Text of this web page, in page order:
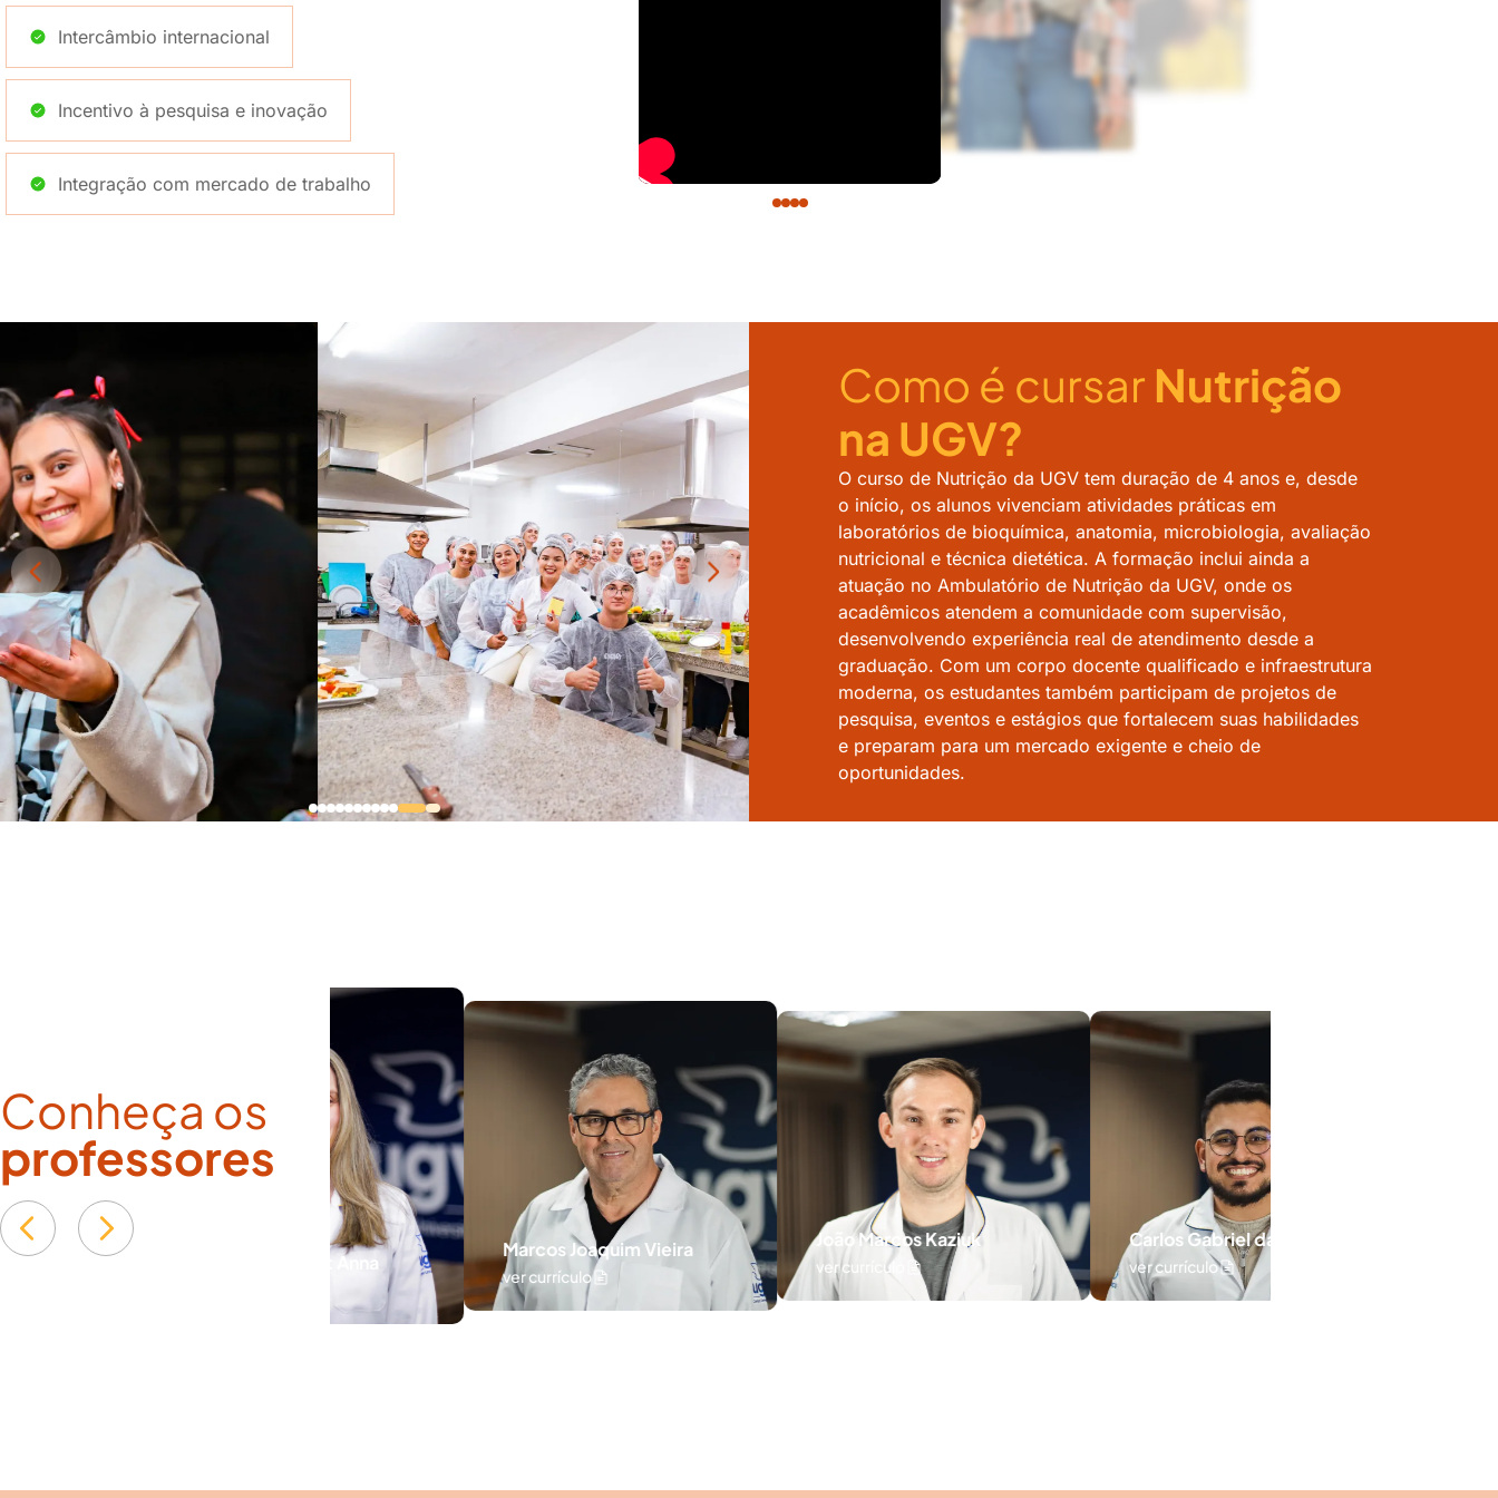
Intercâmbio internacional
Incentivo à pesquisa e inovação
Integração com mercado de trabalho
Como é cursar Nutrição
na UGV?
O curso de Nutrição da UGV tem duração de 4 anos e, desde
o início, os alunos vivenciam atividades práticas em
laboratórios de bioquímica, anatomia, microbiologia, avaliação
nutricional e técnica dietética. A formação inclui ainda a
atuação no Ambulatório de Nutrição da UGV, onde os
acadêmicos atendem a comunidade com supervisão,
desenvolvendo experiência real de atendimento desde a
graduação. Com um corpo docente qualificado e infraestrutura
moderna, os estudantes também participam de projetos de
pesquisa, eventos e estágios que fortalecem suas habilidades
e preparam para um mercado exigente e cheio de
oportunidades.
Conheça os
professores
Lina Claudia Sant Anna
Marcos Joaquim Vieira
ver currículo
João Marcos Kaziuk
ver currículo
Carlos Gabriel da Silva
ver currículo